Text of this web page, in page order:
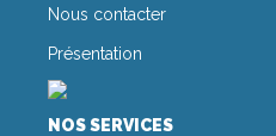
Nous contacter
Présentation
NOS SERVICES